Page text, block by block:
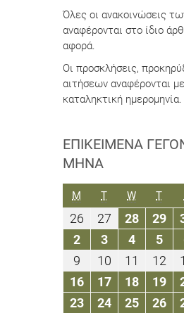
Όλες οι ανακοινώσεις
αναφέρονται στο ίδιο
αφορά.
Οι προσκλήσεις,
αιτήσεων αναφέρονται
καταληκτική ημερομηνία.
ΕΠΙΚΕΊΜΕΝΑ
ΜΉΝΑ
M ΔΕΥΤΈΡΑ
TΤΡΊΤΗ
WΤΕΤΆΡΤΗ
T
26
Αυγούστου
2019
27
Αυγούστου
2019
2828
2019
2929
22
Σεπτεμβρίου
2019
33
Σεπτεμβρίου
2019
44
2019
55
9
Σεπτεμβρίου
2019
10
2019
11
2019
12
1616
Σεπτεμβρίου
1717 1818 1919
2323 2424 2525 2626